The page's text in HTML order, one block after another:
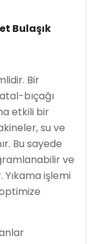
Bir
bıçağı
etkili bir
su ve
Bu sayede
ve
işlemi